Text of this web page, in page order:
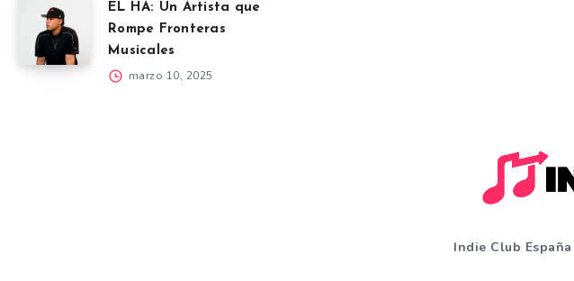
EL HA: Un Artista que
Rompe Fronteras
Musicales
marzo 10, 2025
Indie Club España